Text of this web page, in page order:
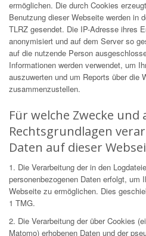
ermöglichen. Die durch Cookies
Benutzung dieser Webseite werden in
TLRZ gesendet. Die IP-Adresse ihres
anonymisiert und auf dem Server so
auf die nutzende Person
Informationen werden verwendet, um
auszuwerten und um Reports über die
zusammenzustellen.
Für welche Zwecke und
Rechtsgrundlagen
Daten auf dieser
1. Die Verarbeitung der in den
personenbezogenen Daten erfolgt, um
Webseite zu ermöglichen. Dies
1 TMG.
2. Die Verarbeitung der über Cookies
Matomo) erhobenen Daten und der